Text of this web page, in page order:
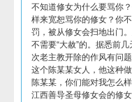
不知道修女为什么要骂你
样来宽恕骂你的修女？你
罚，被从修女会扫地出门
不需要“大赦”的。据悉前
次老主教开除的作风有问
这个陈某某女人，他这种
陈某某，你们能对我怎么
江西善导圣母修女会的修